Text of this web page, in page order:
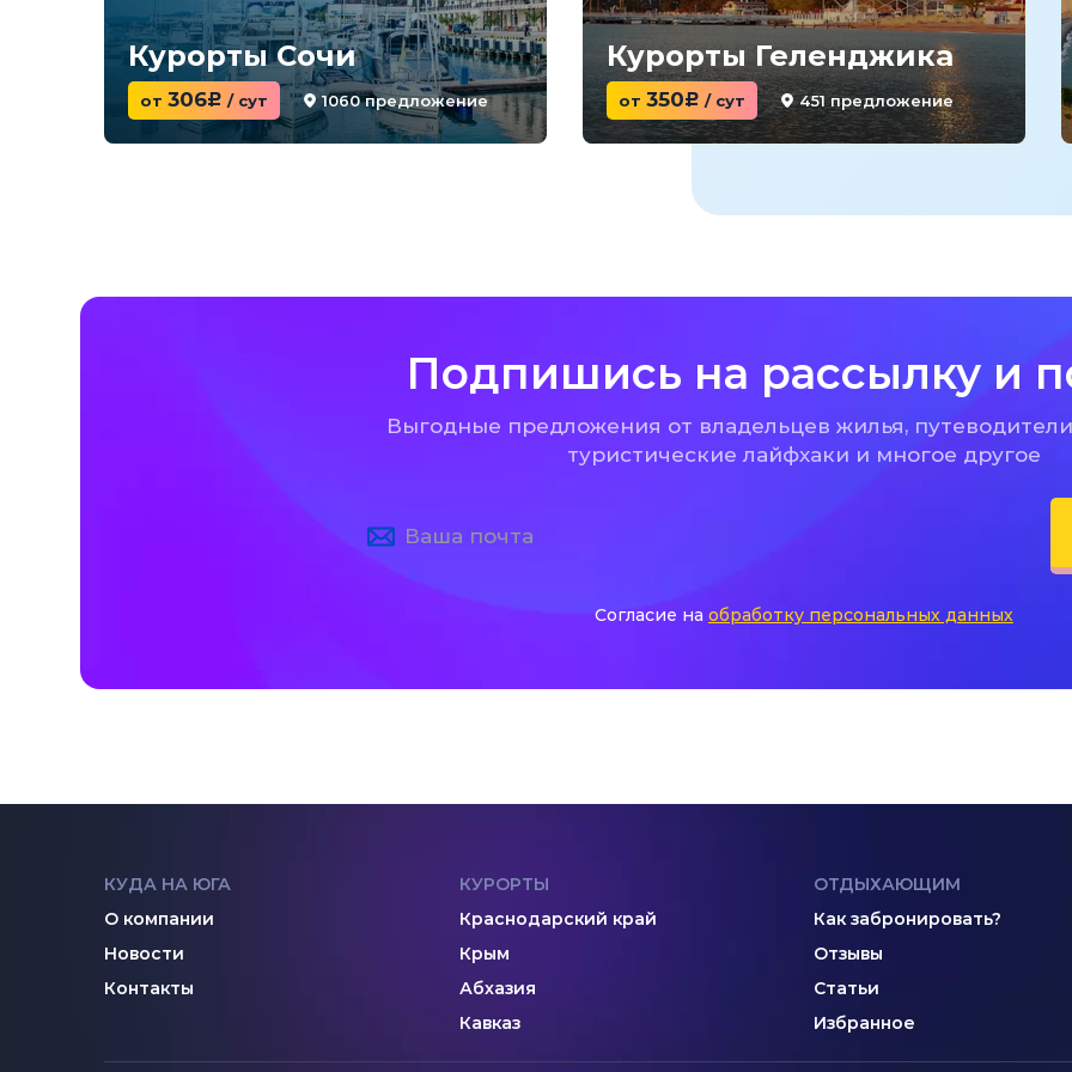
Курорты Сочи
от 306c / сут 1060 предложение
Курорты Геленджика
от 350c / сут 451 предложение
Подпишись на рассылку и
Выгодные предложения от владельцев жилья,
туристические лайфхаки и многое другое
Согласие на обработку персональных данных
КУДА НА ЮГА
О компании
Новости
Контакты
КУРОРТЫ
Краснодарский край
Крым
Абхазия
Кавказ
ОТДЫХАЮЩИМ
Как забронировать?
Отзывы
Статьи
Избранное